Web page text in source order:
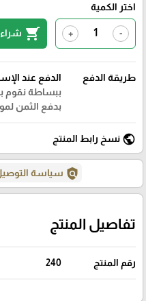
اختر الكمية
-
+
shopping_cart شراء
طريقة الدفع
الدفع عند
ببساطة نقوم
بدفع الثمن
public نسخ رابط المنتج
policy سياسة
تفاصيل المنتج
رقم المنتج 240